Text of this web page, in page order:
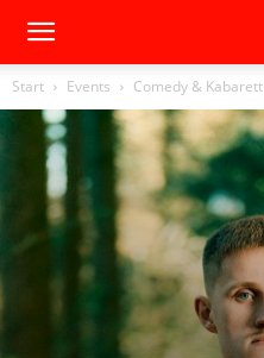
Start Events Comedy & Kabarett